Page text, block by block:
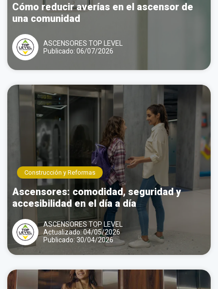
Cómo reducir averías en el ascensor de
una comunidad
ASCENSORES TOP LEVEL
Publicado: 06/07/2026
Construcción y Reformas
Ascensores: comodidad, seguridad y
accesibilidad en el día a día
ASCENSORES TOP LEVEL
Actualizado: 04/05/2026
Publicado: 30/04/2026